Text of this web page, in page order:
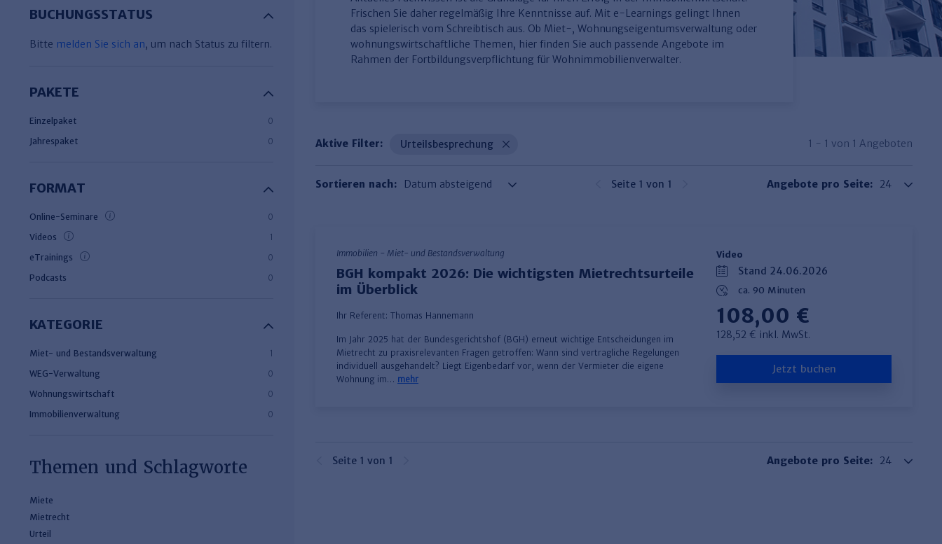
BUCHUNGSSTATUS
Bitte melden Sie sich an, um nach Status zu filtern.
PAKETE
Einzelpaket
0
Jahrespaket
0
FORMAT
Online-Seminare
0
Videos
1
eTrainings
0
Podcasts
0
KATEGORIE
Miet- und Bestandsverwaltung
1
WEG-Verwaltung
0
Wohnungswirtschaft
0
Immobilienverwaltung
0
Frischen Sie daher regelmäßig Ihre Kenntnisse auf. Mit e-Learnings gelingt Ihnen
das spielerisch vom Schreibtisch aus. Ob Miet-, Wohnungseigentumsverwaltung oder
wohnungswirtschaftliche Themen, hier finden Sie auch passende Angebote im
Rahmen der Fortbildungsverpflichtung für Wohnimmobilienverwalter.
1 - 1 von 1 Angeboten
Aktive Filter: Urteilsbesprechung
Sortieren nach: Angebote pro Seite:
Seite 1 von 1
Immobilien - Miet- und Bestandsverwaltung
BGH kompakt 2026: Die wichtigsten Mietrechtsurteile
im Überblick
Ihr Referent: Thomas Hannemann
Im Jahr 2025 hat der Bundesgerichtshof (BGH) erneut wichtige Entscheidungen im
Mietrecht zu praxisrelevanten Fragen getroffen: Wann sind vertragliche Regelungen
individuell ausgehandelt? Liegt Eigenbedarf vor, wenn der Vermieter die eigene
Wohnung im… mehr
Video
Stand 24.06.2026
ca. 90 Minuten
108,00 €
128,52 € inkl. MwSt.
Jetzt buchen
Angebote pro Seite:
Seite 1 von 1
Themen und Schlagworte
Miete
Mietrecht
Urteil